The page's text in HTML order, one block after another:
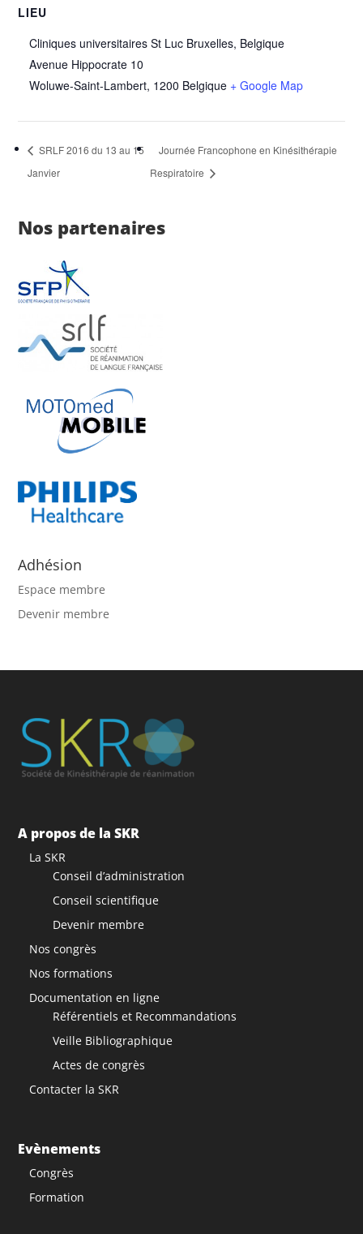
LIEU
Cliniques universitaires St Luc Bruxelles, Belgique
Avenue Hippocrate 10
Woluwe-Saint-Lambert, 1200 Belgique + Google Map
SRLF 2016 du 13 au 15
Janvier
Journée Francophone en Kinésithérapie
Respiratoire
Nos partenaires
Adhésion
Espace membre
Devenir membre
A propos de la SKR
La SKR
Conseil d’administration
Conseil scientifique
Devenir membre
Nos congrès
Nos formations
Documentation en ligne
Référentiels et Recommandations
Veille Bibliographique
Actes de congrès
Contacter la SKR
Evènements
Congrès
Formation